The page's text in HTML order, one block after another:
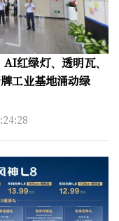
红绿灯、透明瓦、
工业基地涌动绿